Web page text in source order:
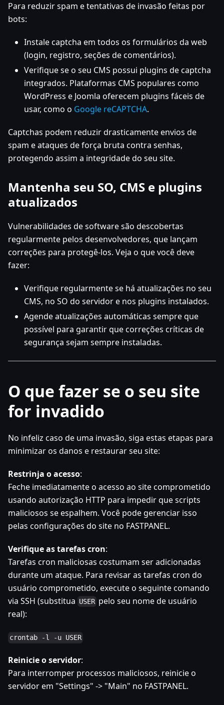
Para reduzir spam e tentativas de invasão feitas por
bots:
Instale captcha em todos os formulários da web
(login, registro, seções de comentários).
Verifique se o seu CMS possui plugins de captcha
integrados. Plataformas CMS populares como
WordPress e Joomla oferecem plugins fáceis de
usar, como o Google reCAPTCHA.
Captchas podem reduzir drasticamente envios de
spam e ataques de força bruta contra senhas,
protegendo assim a integridade do seu site.
Mantenha seu SO, CMS e plugins
atualizados
Vulnerabilidades de software são descobertas
regularmente pelos desenvolvedores, que lançam
correções para protegê-los. Veja o que você deve
fazer:
Verifique regularmente se há atualizações no seu
CMS, no SO do servidor e nos plugins instalados.
Agende atualizações automáticas sempre que
possível para garantir que correções críticas de
segurança sejam sempre instaladas.
O que fazer se o seu site
for invadido
No infeliz caso de uma invasão, siga estas etapas para
minimizar os danos e restaurar seu site:
Restrinja o acesso:
Feche imediatamente o acesso ao site comprometido
usando autorização HTTP para impedir que scripts
maliciosos se espalhem. Você pode gerenciar isso
pelas configurações do site no FASTPANEL.
Verifique as tarefas cron:
Tarefas cron maliciosas costumam ser adicionadas
durante um ataque. Para revisar as tarefas cron do
usuário comprometido, execute o seguinte comando
via SSH (substitua USER pelo seu nome de usuário
real):
crontab -l -u USER
Reinicie o servidor:
Para interromper processos maliciosos, reinicie o
servidor em "Settings" -> "Main" no FASTPANEL.